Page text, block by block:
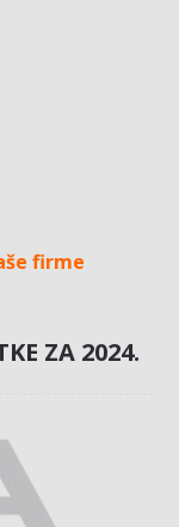
firme
ZA 2024.